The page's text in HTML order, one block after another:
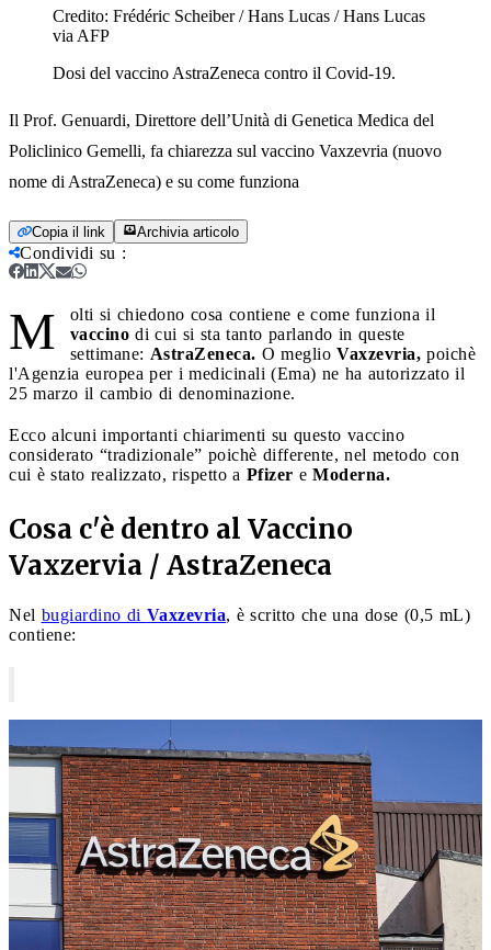
Credito: Frédéric Scheiber / Hans Lucas / Hans Lucas
via AFP
Dosi del vaccino AstraZeneca contro il Covid-19.
Il Prof. Genuardi, Direttore dell’Unità di Genetica Medica del
Policlinico Gemelli, fa chiarezza sul vaccino Vaxzevria (nuovo
nome di AstraZeneca) e su come funziona
Copia il link Archivia articolo
Condividi su :
M
olti si chiedono cosa contiene e come funziona il
vaccino di cui si sta tanto parlando in queste
settimane: AstraZeneca. O meglio Vaxzevria, poichè
l'Agenzia europea per i medicinali (Ema) ne ha autorizzato il
25 marzo il cambio di denominazione.
Ecco alcuni importanti chiarimenti su questo vaccino
considerato “tradizionale” poichè differente, nel metodo con
cui è stato realizzato, rispetto a Pfizer e Moderna.
Cosa c'è dentro al Vaccino
Vaxzervia / AstraZeneca
Nel bugiardino di Vaxzevria, è scritto che una dose (0,5 mL)
contiene: